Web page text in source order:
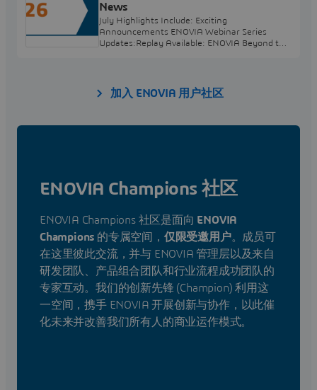
News
July Highlights Include: Exciting
Announcements ENOVIA Webinar Series
Updates:Replay Available: ENOVIA Beyond the
Resource: New e-book New ENOVIA Expert
tips and inspiring customer story highlight
加入 ENOVIA 用户社区
ENOVIA Champions 社区
ENOVIA Champions 社区是面向 ENOVIA
Champions 的专属空间， 仅限受邀用户。成员可
在这里彼此交流，并与 ENOVIA 管理层以及来自
研发团队、产品组合团队和行业流程成功团队的
专家互动。我们的创新先锋 (Champion) 利用这
一空间，携手 ENOVIA 开展创新与协作，以此催
化未来并改善我们所有人的商业运作模式。